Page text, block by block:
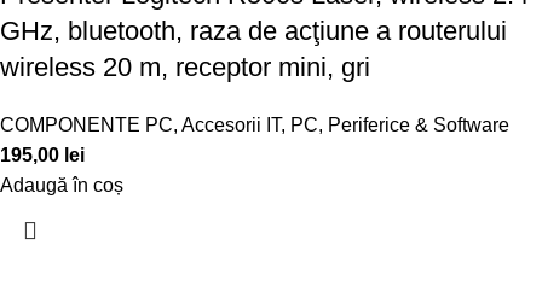
GHz, bluetooth, raza de acţiune a routerului
wireless 20 m, receptor mini, gri
COMPONENTE PC, Accesorii IT, PC, Periferice & Software
195,00 lei
Adaugă în coș